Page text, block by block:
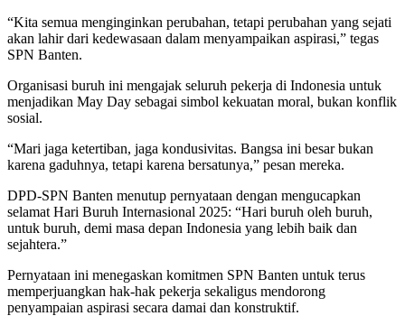
“Kita semua menginginkan perubahan, tetapi perubahan yang sejati
akan lahir dari kedewasaan dalam menyampaikan aspirasi,” tegas
SPN Banten.
Organisasi buruh ini mengajak seluruh pekerja di Indonesia untuk
menjadikan May Day sebagai simbol kekuatan moral, bukan konflik
sosial.
“Mari jaga ketertiban, jaga kondusivitas. Bangsa ini besar bukan
karena gaduhnya, tetapi karena bersatunya,” pesan mereka.
DPD-SPN Banten menutup pernyataan dengan mengucapkan
selamat Hari Buruh Internasional 2025: “Hari buruh oleh buruh,
untuk buruh, demi masa depan Indonesia yang lebih baik dan
sejahtera.”
Pernyataan ini menegaskan komitmen SPN Banten untuk terus
memperjuangkan hak-hak pekerja sekaligus mendorong
penyampaian aspirasi secara damai dan konstruktif.